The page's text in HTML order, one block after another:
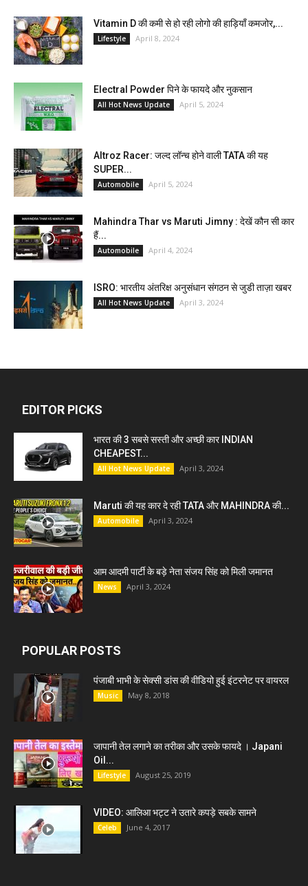
Vitamin D की कमी से हो रही लोगो की हाड़ियाँ कमजोर,...
Lifestyle April 8, 2024
Electral Powder पिने के फायदे और नुकसान
All Hot News Update April 5, 2024
Altroz Racer: जल्द लॉन्च होने वाली TATA की यह
SUPER...
Automobile April 5, 2024
Mahindra Thar vs Maruti Jimny : देखें कौन सी कार
हैं...
Automobile April 4, 2024
ISRO: भारतीय अंतरिक्ष अनुसंधान संगठन से जुडी ताज़ा खबर
All Hot News Update April 3, 2024
EDITOR PICKS
भारत की 3 सबसे सस्ती और अच्छी कार INDIAN
CHEAPEST...
All Hot News Update April 3, 2024
Maruti की यह कार दे रही TATA और MAHINDRA की...
Automobile April 3, 2024
आम आदमी पार्टी के बड़े नेता संजय सिंह को मिली जमानत
News April 3, 2024
POPULAR POSTS
पंजाबी भाभी के सेक्सी डांस की वीडियो हुई इंटरनेट पर वायरल
Music May 8, 2018
जापानी तेल लगाने का तरीका और उसके फायदे । Japani
Oil...
Lifestyle August 25, 2019
VIDEO: आलिआ भट्ट ने उतारे कपड़े सबके सामने
Celeb June 4, 2017